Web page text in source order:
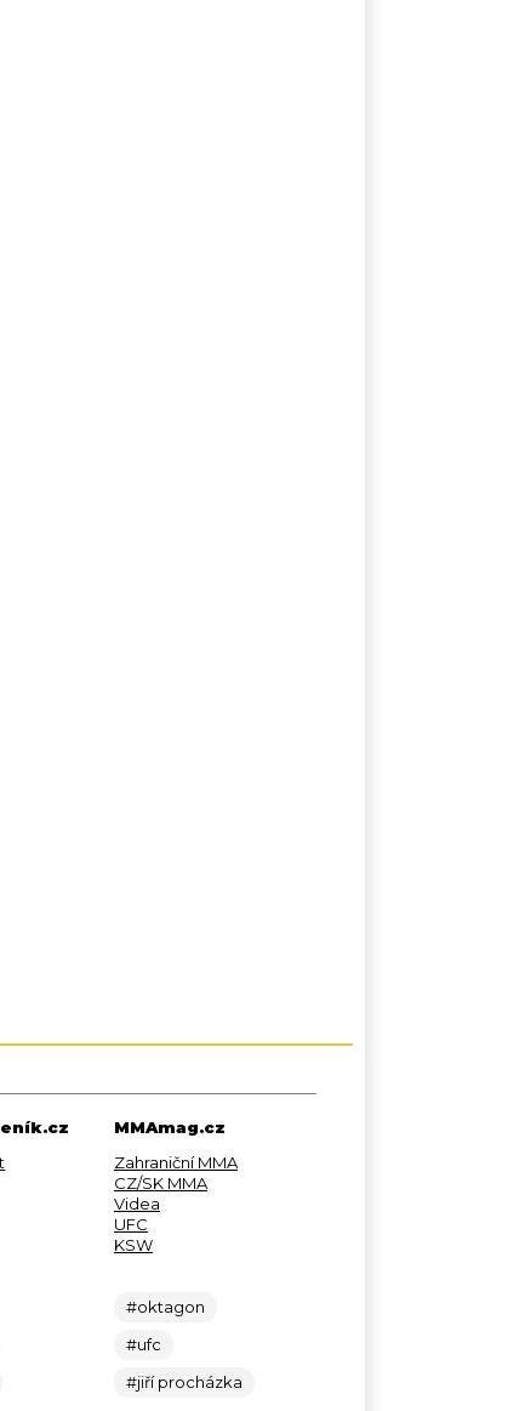
MMAmag.cz
Zahraniční MMA
CZ/SK MMA
Videa
UFC
KSW
#oktagon
#ufc
#jiří procházka